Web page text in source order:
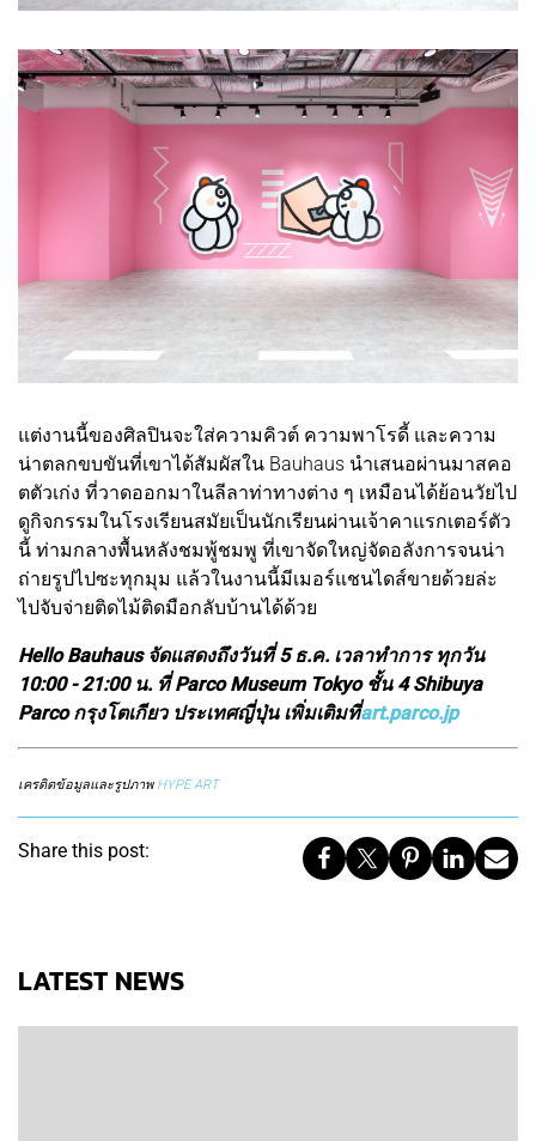
แต่งานนี้ของศิลปินจะใส่ความคิวต์ ความพาโรดี้ และความ
น่าตลกขบขันที่เขาได้สัมผัสใน Bauhaus นำเสนอผ่านมาสคอ
ตตัวเก่ง ที่วาดออกมาในลีลาท่าทางต่าง ๆ เหมือนได้ย้อนวัยไป
ดูกิจกรรมในโรงเรียนสมัยเป็นนักเรียนผ่านเจ้าคาแรกเตอร์ตัว
นี้ ท่ามกลางพื้นหลังชมพู้ชมพู ที่เขาจัดใหญ่จัดอลังการจนน่า
ถ่ายรูปไปซะทุกมุม แล้วในงานนี้มีเมอร์แชนไดส์ขายด้วยล่ะ
ไปจับจ่ายติดไม้ติดมือกลับบ้านได้ด้วย
Hello Bauhaus จัดแสดงถึงวันที่ 5 ธ.ค. เวลาทำการ ทุกวัน
10:00 - 21:00 น. ที่ Parco Museum Tokyo ชั้น 4 Shibuya
Parco กรุงโตเกียว ประเทศญี่ปุ่น เพิ่มเติมที่art.parco.jp
เครดิตข้อมูลและรูปภาพ HYPE ART
Share this post:
LATEST NEWS